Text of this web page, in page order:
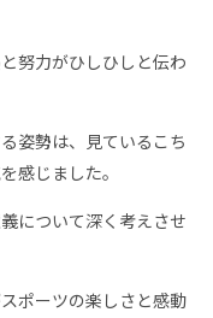
努力がひしひしと伝わ
姿勢は、見ているこち
感じました。
について深く考えさせ
ポーツの楽しさと感動